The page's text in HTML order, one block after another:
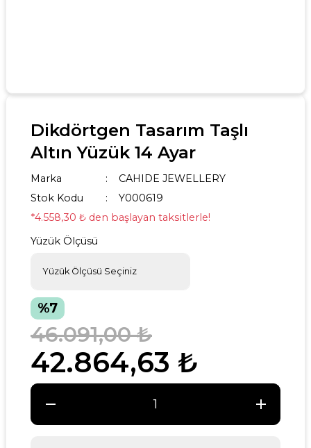
Dikdörtgen Tasarım Taşlı
Altın Yüzük 14 Ayar
Marka
CAHIDE JEWELLERY
Stok Kodu
Y000619
*4.558,30 ₺ den başlayan taksitlerle!
Yüzük Ölçüsü
%7
42.864,63 ₺
46.091,00 ₺